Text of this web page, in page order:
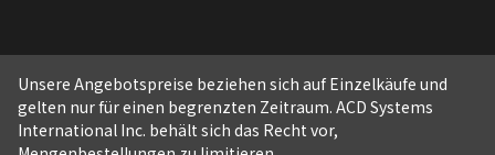
Unsere Angebotspreise beziehen sich auf Einzelkäufe und
gelten nur für einen begrenzten Zeitraum. ACD Systems
International Inc. behält sich das Recht vor,